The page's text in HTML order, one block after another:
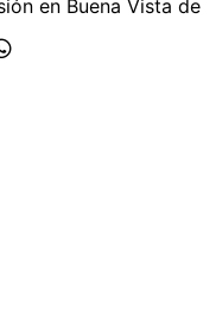
en Buena Vista